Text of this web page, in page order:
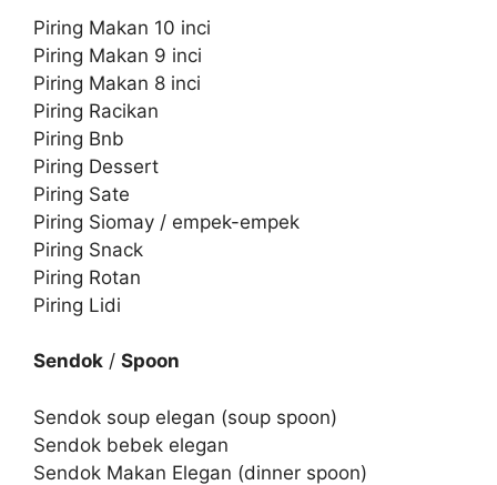
Piring Makan 10 inci
Piring Makan 9 inci
Piring Makan 8 inci
Piring Racikan
Piring Bnb
Piring Dessert
Piring Sate
Piring Siomay / empek-empek
Piring Snack
Piring Rotan
Piring Lidi
Sendok / Spoon
Sendok soup elegan (soup spoon)
Sendok bebek elegan
Sendok Makan Elegan (dinner spoon)